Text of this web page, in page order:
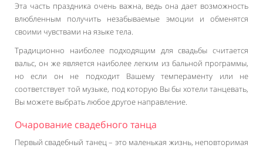
Эта часть праздника очень важна, ведь она дает возможность
влюбленным получить незабываемые эмоции и обменятся
своими чувствами на языке тела.
Традиционно наиболее подходящим для свадьбы считается
вальс, он же является наиболее легким из бальной программы,
но если он не подходит Вашему темпераменту или не
соответствует той музыке, под которую Вы бы хотели танцевать,
Вы можете выбрать любое другое направление.
Очарование свадебного танца
Первый свадебный танец – это маленькая жизнь, неповторимая